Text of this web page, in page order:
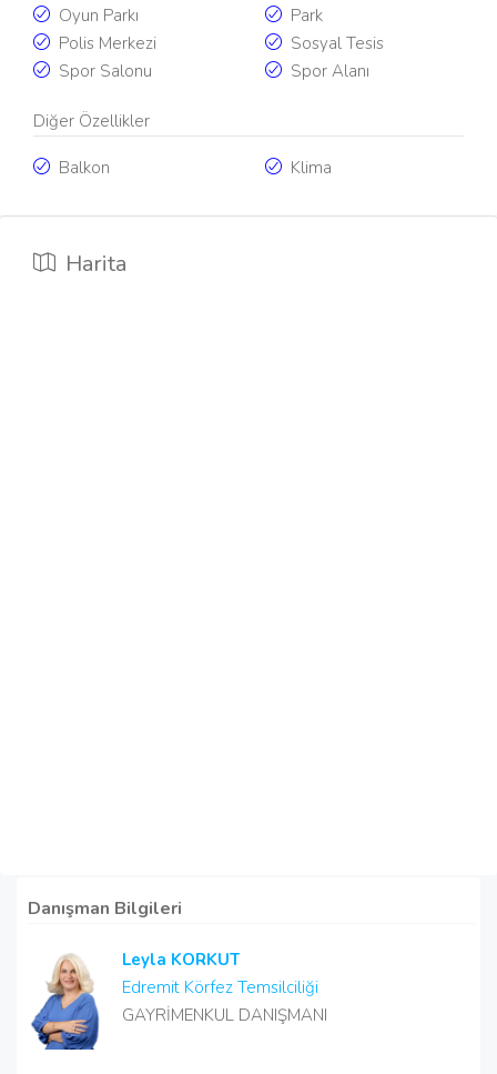
Oyun Parkı
Park
Polis Merkezi
Sosyal Tesis
Spor Salonu
Spor Alanı
Diğer Özellikler
Balkon Klima
Harita
Danışman Bilgileri
Leyla KORKUT
Edremit Körfez Temsilciliği
GAYRİMENKUL DANIŞMANI